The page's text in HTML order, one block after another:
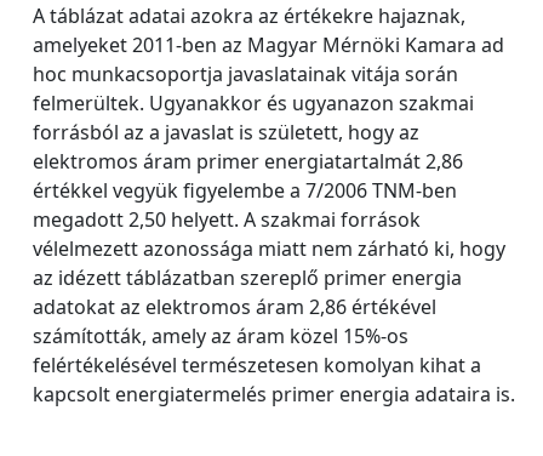
A táblázat adatai azokra az értékekre hajaznak,
amelyeket 2011-ben az Magyar Mérnöki Kamara ad
hoc munkacsoportja javaslatainak vitája során
felmerültek. Ugyanakkor és ugyanazon szakmai
forrásból az a javaslat is született, hogy az
elektromos áram primer energiatartalmát 2,86
értékkel vegyük figyelembe a 7/2006 TNM-ben
megadott 2,50 helyett. A szakmai források
vélelmezett azonossága miatt nem zárható ki, hogy
az idézett táblázatban szereplő primer energia
adatokat az elektromos áram 2,86 értékével
számították, amely az áram közel 15%-os
felértékelésével természetesen komolyan kihat a
kapcsolt energiatermelés primer energia adataira is.